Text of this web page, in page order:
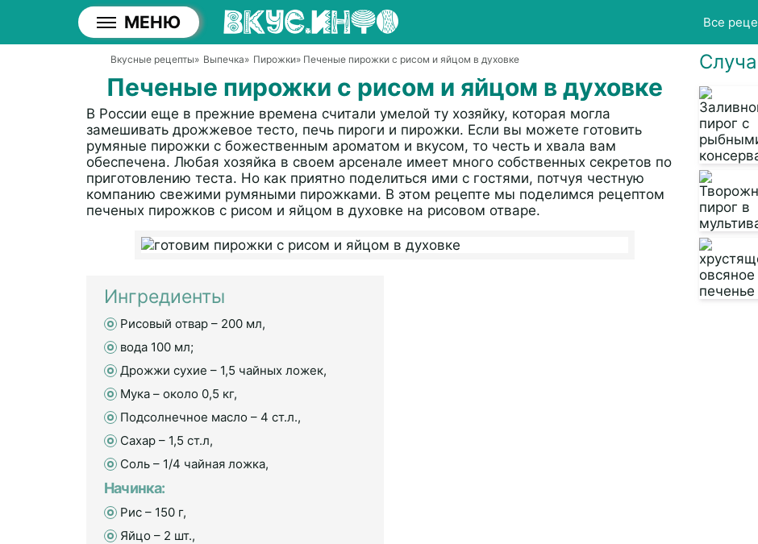
МЕНЮ Все
Вкусные рецепты» Выпечка» Пирожки» Печеные пирожки с рисом и яйцом в духовке
Печеные пирожки с рисом и яйцом в духовке
В России еще в прежние времена считали умелой ту хозяйку, которая могла
замешивать дрожжевое тесто, печь пироги и пирожки. Если вы можете готовить
румяные пирожки с божественным ароматом и вкусом, то честь и хвала вам
обеспечена. Любая хозяйка в своем арсенале имеет много собственных секретов по
приготовлению теста. Но как приятно поделиться ими с гостями, потчуя честную
компанию свежими румяными пирожками. В этом рецепте мы поделимся рецептом
печеных пирожков с рисом и яйцом в духовке на рисовом отваре.
Ингредиенты
Рисовый отвар – 200 мл,
вода 100 мл;
Дрожжи сухие – 1,5 чайных ложек,
Мука – около 0,5 кг,
Подсолнечное масло – 4 ст.л.,
Сахар – 1,5 ст.л,
Соль – 1/4 чайная ложка,
Начинка:
Рис – 150 г,
Яйцо – 2 шт.,